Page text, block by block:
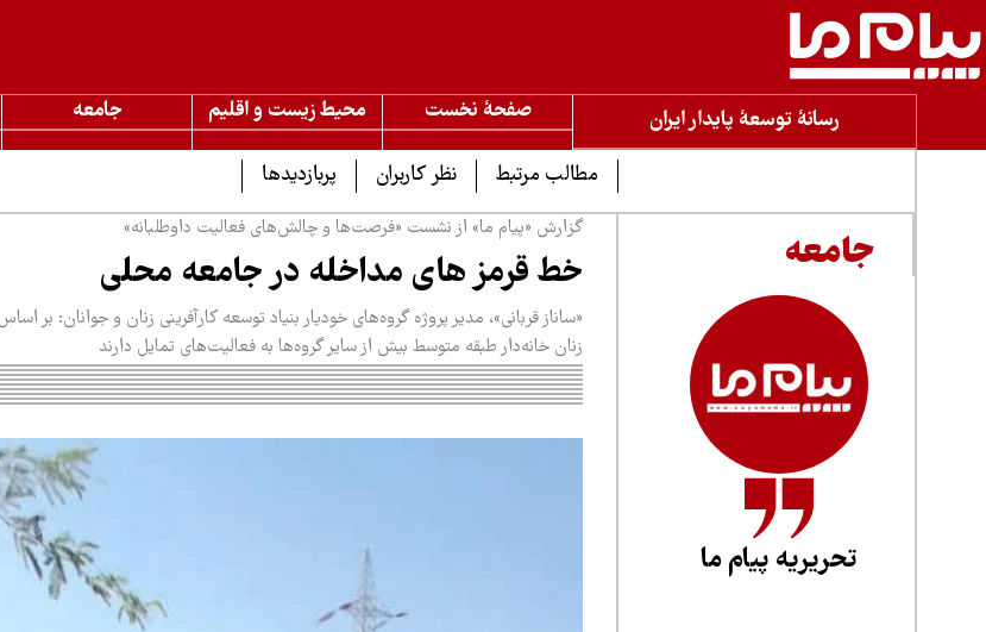
رسانۀ توسعۀ پایدار ایران صفحۀ نخست محیط زیست و اقلیم جامعه
مطالب مرتبط
نظر کاربران پربازدیدها
جامعه
تحریریه پیام ما
گزارش «پیام ما» از نشست «فرصت‌ها و چالش‌های فعالیت داوطلبانه»
خط قرمز های مداخله در جامعه محلی
«ساناز قربانی»، مدیر پروژه گروه‌های خودیار بنیاد توسعه کارآفرینی زنان و جوانان: بر
زنان خانه‌دار طبقه متوسط بیش از سایر گروه‌ها به فعالیت‌های تمایل دارند